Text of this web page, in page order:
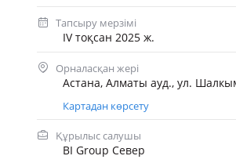
Тапсыру мерзімі
IV тоқсан 2025 ж.
Орналасқан жері
Астана, Алматы ауд., ул.
Картадан көрсету
Құрылыс салушы
BI Group Север